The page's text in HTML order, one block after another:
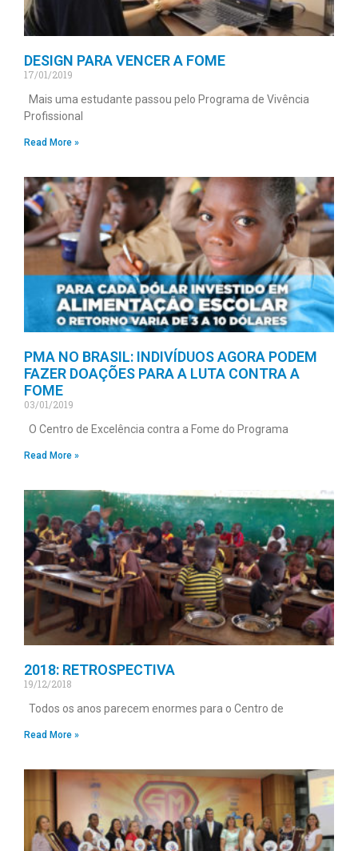
DESIGN PARA VENCER A FOME
17/01/2019
Mais uma estudante passou pelo Programa de Vivência
Profissional
Read More »
PMA NO BRASIL: INDIVÍDUOS AGORA PODEM
FAZER DOAÇÕES PARA A LUTA CONTRA A
FOME
03/01/2019
O Centro de Excelência contra a Fome do Programa
Read More »
2018: RETROSPECTIVA
19/12/2018
Todos os anos parecem enormes para o Centro de
Read More »